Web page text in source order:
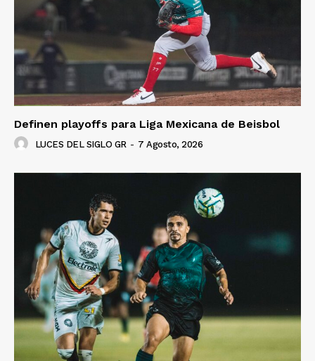
Definen playoffs para Liga Mexicana de Beisbol
LUCES DEL SIGLO GR - 7 Agosto, 2026